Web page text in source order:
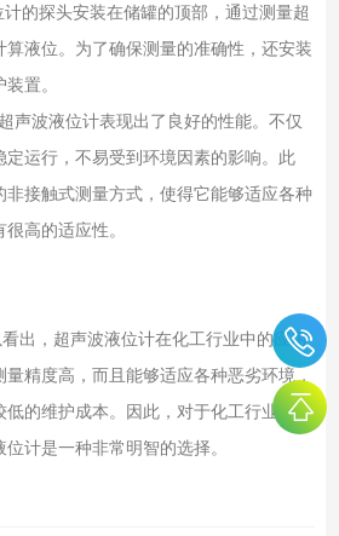
的探头安装在储罐的顶部，通过测量超
液位。为了确保测量的准确性，还安装
置。
波液位计表现出了良好的性能。不仅
运行，不易受到环境因素的影响。此
接触式测量方式，使得它能够适应各种
高的适应性。
，超声波液位计在化工行业中的应用
精度高，而且能够适应各种恶劣环境，
的维护成本。因此，对于化工行业中的
计是一种非常明智的选择。